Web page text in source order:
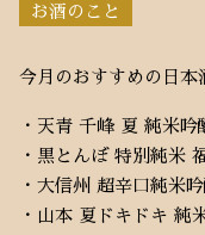
お酒のこと
今月のおすすめの日本
・天青 千峰 夏 純米吟
・黒とんぼ 特別純米
・大信州 超辛口純米
・山本 夏ドキドキ 純